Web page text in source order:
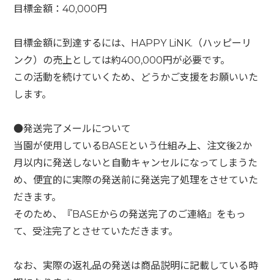
目標金額：40,000円
目標金額に到達するには、HAPPY LiNK.（ハッピーリ
ンク）の売上としては約400,000円が必要です。
この活動を続けていくため、どうかご支援をお願いいた
します。
●発送完了メールについて
当園が使用しているBASEという仕組み上、注文後2か
月以内に発送しないと自動キャンセルになってしまうた
め、便宜的に実際の発送前に発送完了処理をさせていた
だきます。
そのため、『BASEからの発送完了のご連絡』をもっ
て、受注完了とさせていただきます。
なお、実際の返礼品の発送は商品説明に記載している時